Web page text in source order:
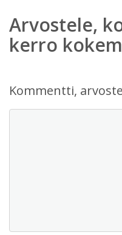
Arvostele,
kerro
Kommentti,